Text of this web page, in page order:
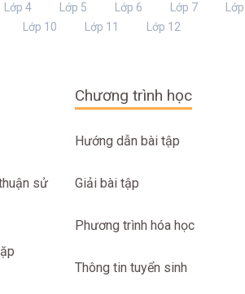
Lớp 4 Lớp 5 Lớp 6 Lớp 7
Lớp
Lớp 10 Lớp 11 Lớp 12
sử
Chương trình học
Hướng dẫn bài tập
Giải bài tập
Phương trình hóa học
Thông tin tuyển sinh